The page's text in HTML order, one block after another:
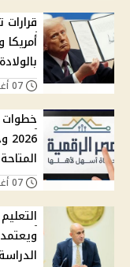
أمريكا
بالولادة
المتاحة
الدراسة